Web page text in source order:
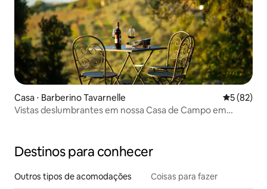
Casa ⋅ Barberino Tavarnelle 5 de uma
5 (82)
Vistas deslumbrantes em nossa Casa de Campo em
Destinos para conhecer
Outros tipos de acomodações Coisas para fazer